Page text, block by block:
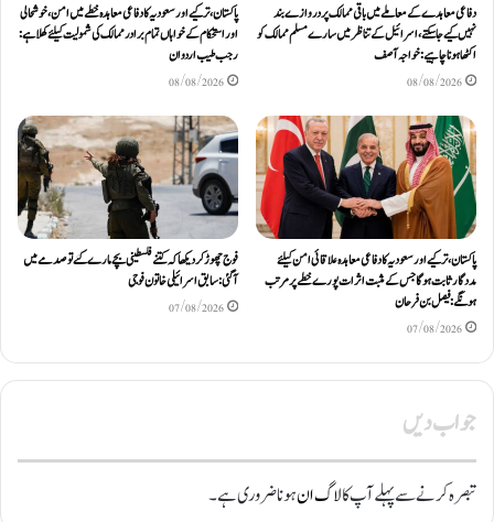
دفاعی معاہدےکے معاملے میں باقی ممالک پر دروازے بند
نہیں کیے جاسکتے، اسرائیل کے تناظر میں سارے مسلم ممالک کو
اکٹھا ہونا چاہیے: خواجہ آصف
08/08/2026
پاکستان، ترکیے اور سعودیہ کا دفاعی معاہدہ خطے میں امن، خوشحالی
اور استحکام کے خواہاں تمام برادر ممالک کی شمولیت کیلئےکھلا ہے:
رجب طیب اردوان
08/08/2026
پاکستان، ترکیے اور سعودیہ کا دفاعی معاہدہ علاقائی امن کیلئے
مددگار ثابت ہوگا جس کے مثبت اثرات پورے خطے پر مرتب
ہونگے: فیصل بن فرحان
07/08/2026
فوج چھوڑ کر دیکھا کہ کتنے فلسطینی بچے مارے گئے تو صدمے میں
آگئی: سابق اسرائیلی خاتون فوجی
07/08/2026
جواب دیں
تبصرہ کرنے سے پہلے آپ کالاگ انہونا ضروری ہے۔